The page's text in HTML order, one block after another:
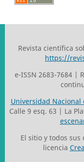
Revista científica
https://
e-ISSN 2683-7684 |
Universidad Nacional
Calle 9 esq. 63 | La
El sitio y todos
licencia